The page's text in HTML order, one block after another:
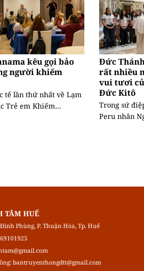
kêu gọi bảo
người khiếm
tế lần thứ nhất về Lạm
Trẻ em Khiếm...
Đức
rất nhiều
vui tươi
Đức Kitô
Trong sứ
Peru nhân
TÂM HUẾ
Phùng, P. Thuận Hóa, Tp. Huế
bantruyenthongdtt@gmail.com